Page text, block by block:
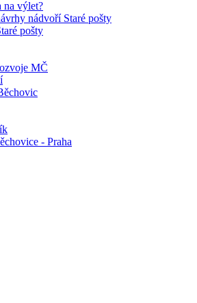
na výlet?
nádvoří Staré pošty
pošty
MČ
- Praha